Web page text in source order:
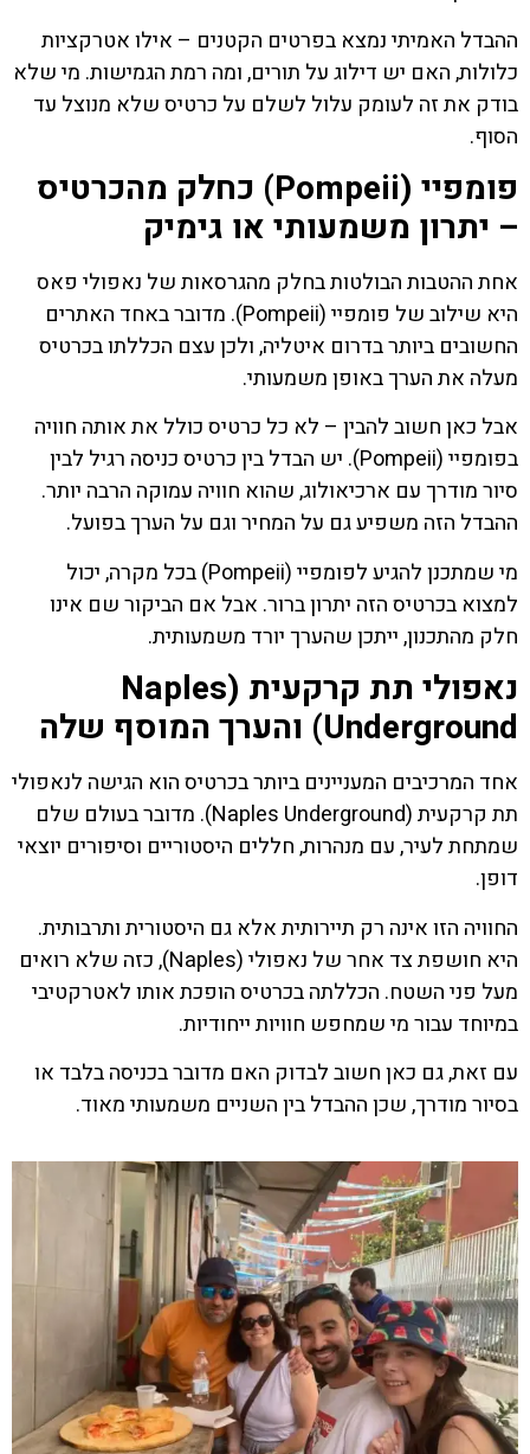
ההבדל האמיתי נמצא בפרטים הקטנים – אילו אטרקציות
כלולות, האם יש דילוג על תורים, ומה רמת הגמישות. מי שלא
בודק את זה לעומק עלול לשלם על כרטיס שלא מנוצל עד
הסוף.
פומפיי (Pompeii) כחלק מהכרטיס
– יתרון משמעותי או גימיק
אחת ההטבות הבולטות בחלק מהגרסאות של נאפולי פאס
היא שילוב של פומפיי (Pompeii). מדובר באחד האתרים
החשובים ביותר בדרום איטליה, ולכן עצם הכללתו בכרטיס
מעלה את הערך באופן משמעותי.
אבל כאן חשוב להבין – לא כל כרטיס כולל את אותה חוויה
בפומפיי (Pompeii). יש הבדל בין כרטיס כניסה רגיל לבין
סיור מודרך עם ארכיאולוג, שהוא חוויה עמוקה הרבה יותר.
ההבדל הזה משפיע גם על המחיר וגם על הערך בפועל.
מי שמתכנן להגיע לפומפיי (Pompeii) בכל מקרה, יכול
למצוא בכרטיס הזה יתרון ברור. אבל אם הביקור שם אינו
חלק מהתכנון, ייתכן שהערך יורד משמעותית.
נאפולי תת קרקעית (Naples
Underground) והערך המוסף שלה
אחד המרכיבים המעניינים ביותר בכרטיס הוא הגישה לנאפולי
תת קרקעית (Naples Underground). מדובר בעולם שלם
שמתחת לעיר, עם מנהרות, חללים היסטוריים וסיפורים יוצאי
דופן.
החוויה הזו אינה רק תיירותית אלא גם היסטורית ותרבותית.
היא חושפת צד אחר של נאפולי (Naples), כזה שלא רואים
מעל פני השטח. הכללתה בכרטיס הופכת אותו לאטרקטיבי
במיוחד עבור מי שמחפש חוויות ייחודיות.
עם זאת, גם כאן חשוב לבדוק האם מדובר בכניסה בלבד או
בסיור מודרך, שכן ההבדל בין השניים משמעותי מאוד.